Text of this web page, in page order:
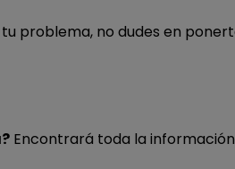
tu problema, no dudes en
Encontrará toda la